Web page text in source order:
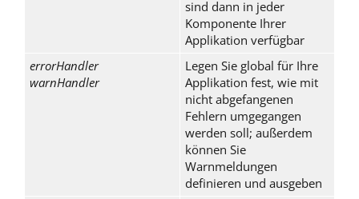
sind dann in jeder
Komponente Ihrer
Applikation verfügbar
errorHandler
warnHandler
Legen Sie global für Ihre
Applikation fest, wie mit
nicht abgefangenen
Fehlern umgegangen
werden soll; außerdem
können Sie
Warnmeldungen
definieren und ausgeben